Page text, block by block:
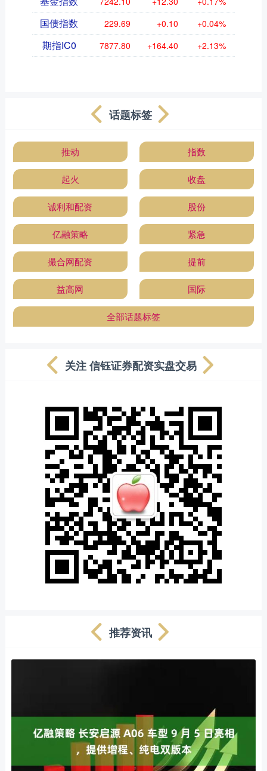
国债指数 229.69 +0.10 +0.04%
期指IC0 7877.80 +164.40 +2.13%
话题标签
推动 指数
起火 收盘
诚利和配资 股份
亿融策略 紧急
撮合网配资 提前
益高网 国际
全部话题标签
关注 信钰证券配资实盘交易
推荐资讯